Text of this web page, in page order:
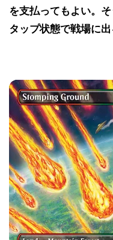
を支払ってもよい。
タップ状態で戦場に出